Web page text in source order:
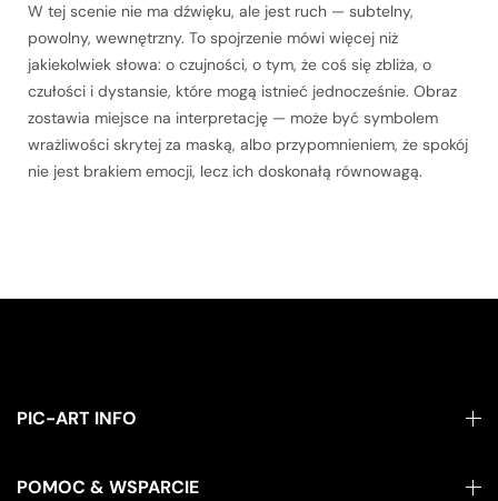
W tej scenie nie ma dźwięku, ale jest ruch — subtelny,
powolny, wewnętrzny. To spojrzenie mówi więcej niż
jakiekolwiek słowa: o czujności, o tym, że coś się zbliża, o
czułości i dystansie, które mogą istnieć jednocześnie. Obraz
zostawia miejsce na interpretację — może być symbolem
wrażliwości skrytej za maską, albo przypomnieniem, że spokój
nie jest brakiem emocji, lecz ich doskonałą równowagą.
POMOC & WSPARCIE
PIC-ART INFO